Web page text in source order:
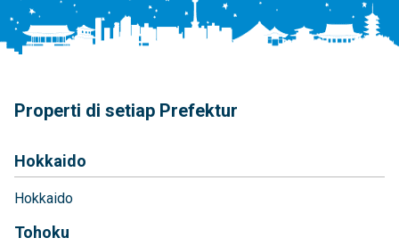
Properti di setiap Prefektur
Hokkaido
Hokkaido
Tohoku